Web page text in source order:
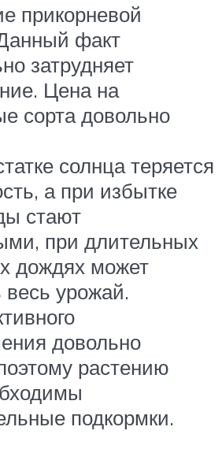
прикорневой
факт
затрудняет
Цена на
сорта довольно
солнца теряется
а при избытке
стают
при длительных
дождях может
весь урожай.
довольно
растению
подкормки.